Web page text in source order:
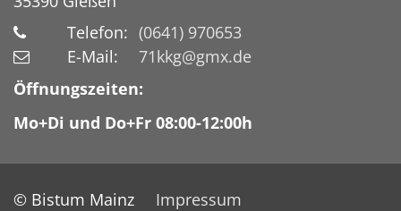
Telefon: (0641) 970653
E-Mail:
71kkg@gmx.de
Öffnungszeiten:
Mo+Di und Do+Fr 08:00-12:00h
© Bistum Mainz
Impressum